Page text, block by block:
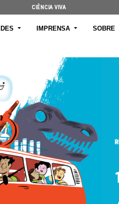
CIÊNCIA VIVA
IMPRENSA SOBRE